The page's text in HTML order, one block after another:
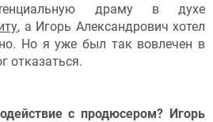
драму в духе
, а Игорь Александрович хотел
Но я уже был так вовлечен в
отказаться.
с продюсером? Игорь